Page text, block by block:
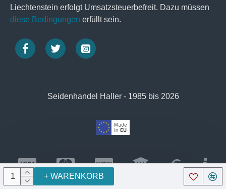
+ WARENKORB
Liechtenstein erfolgt Umsatzsteuerbefreit. Dazu müssen
diese Bedingungen erfüllt sein.
Seidenhandel Haller - 1985 bis 2026